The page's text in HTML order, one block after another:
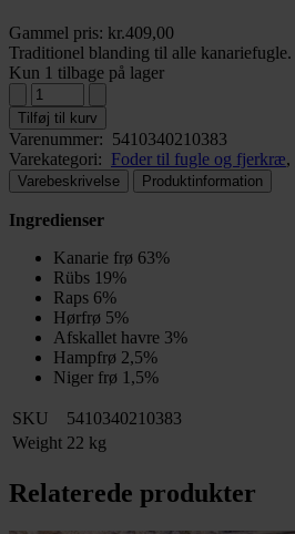
Gammel pris: kr.409,00
Traditionel blanding til alle kanariefugle.
Kun 1 tilbage på lager
Tilføj til kurv
Varenummer: 5410340210383
Varekategori: Foder til fugle og fjerkræ,
Varebeskrivelse Produktinformation
Ingredienser
Kanarie frø 63%
Rübs 19%
Raps 6%
Hørfrø 5%
Afskallet havre 3%
Hampfrø 2,5%
Niger frø 1,5%
SKU
5410340210383
Weight 22 kg
Relaterede produkter